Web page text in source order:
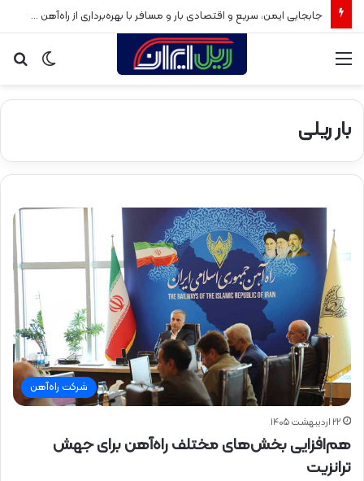
جابجایی ایمن، سریع و اقتصادی بار و مسافر با بهره‌برداری از راه‌آهن سبزوار
تغییر
بار ریلی
شرکت راه‌آهن
۲۲ اردیبهشت ۱۴۰۵
هم‌افزایی بخش‌های مختلف راه‌آهن برای جهش
ترانزیت